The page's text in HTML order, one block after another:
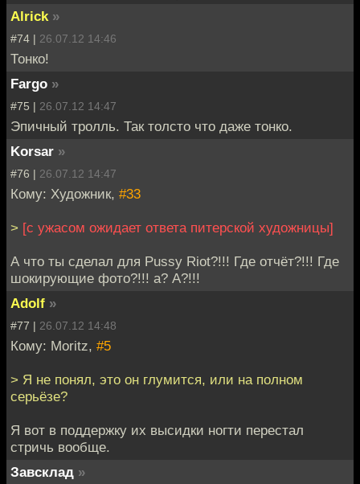
Alrick »
#74 | 26.07.12 14:46
Тонко!
Fargo »
#75 | 26.07.12 14:47
Эпичный тролль. Так толсто что даже тонко.
Korsar »
#76 | 26.07.12 14:47
Кому: Художник, #33
> [с ужасом ожидает ответа питерской художницы]
А что ты сделал для Pussy Riot?!!! Где отчёт?!!! Где
шокирующие фото?!!! а? А?!!!
Adolf »
#77 | 26.07.12 14:48
Кому: Moritz, #5
> Я не понял, это он глумится, или на полном
серьёзе?
Я вот в поддержку их высидки ногти перестал
стричь вообще.
Завсклад »